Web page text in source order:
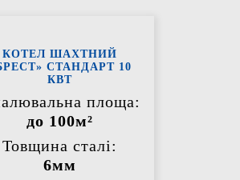
КОТЕЛ ШАХТНИЙ
СТАНДАРТ 10
КВТ
площа:
до 100м²
Товщина сталі:
6мм